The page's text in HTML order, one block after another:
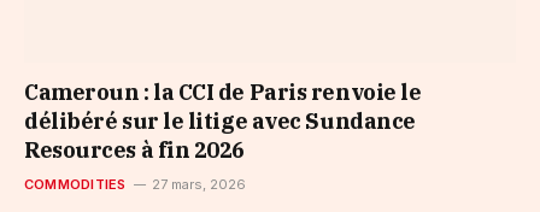
Cameroun : la CCI de Paris renvoie le
délibéré sur le litige avec Sundance
Resources à fin 2026
COMMODITIES 27 mars, 2026